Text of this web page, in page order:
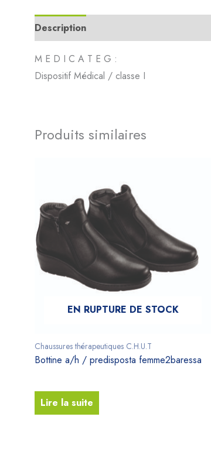
Description
M E D I C A T E G :
Dispositif Médical / classe I
Produits similaires
EN RUPTURE DE STOCK
Chaussures thérapeutiques C.H.U.T
Bottine a/h / predisposta femme2baressa
Lire la suite